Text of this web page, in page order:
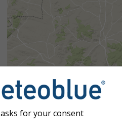
asks for your consent